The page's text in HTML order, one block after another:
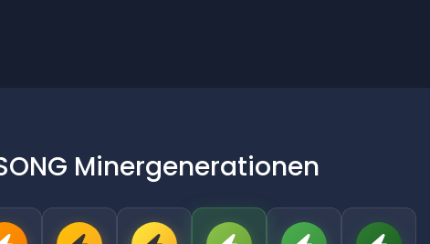
Minergenerationen